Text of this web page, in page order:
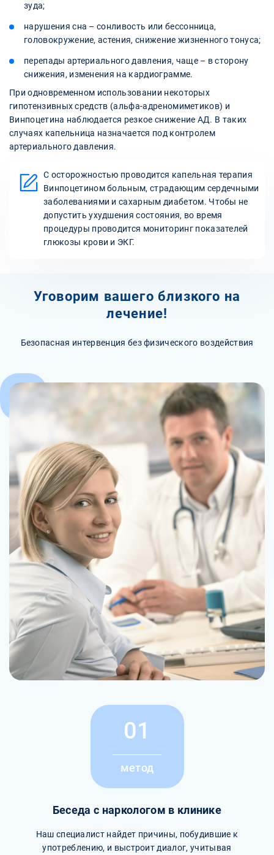
зуда;
нарушения сна – сонливость или бессонница,
головокружение, астения, снижение жизненного тонуса;
перепады артериального давления, чаще – в сторону
снижения, изменения на кардиограмме.
При одновременном использовании некоторых
гипотензивных средств (альфа-адреномиметиков) и
Винпоцетина наблюдается резкое снижение АД. В таких
случаях капельница назначается под контролем
артериального давления.
С осторожностью проводится капельная терапия
Винпоцетином больным, страдающим сердечными
заболеваниями и сахарным диабетом. Чтобы не
допустить ухудшения состояния, во время
процедуры проводится мониторинг показателей
глюкозы крови и ЭКГ.
Уговорим вашего близкого на
лечение!
Безопасная интервенция без физического воздействия
01
метод
Беседа с наркологом в клинике
Наш специалист найдет причины, побудившие к
употреблению, и выстроит диалог, учитывая